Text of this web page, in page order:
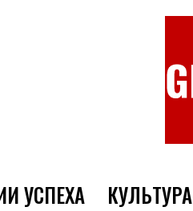
УСПЕХА КУЛЬТУРА